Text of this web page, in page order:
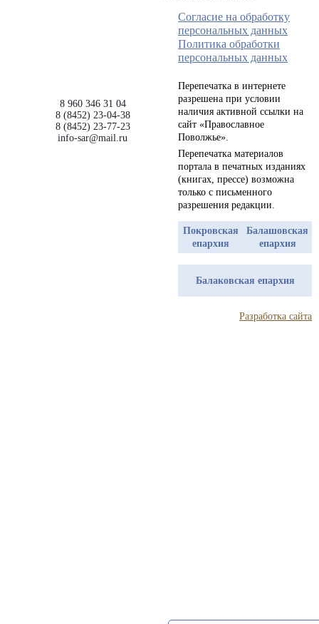
8 960 346 31 04
8 (8452) 23-04-38
8 (8452) 23-77-23
info-sar@mail.ru
Согласие на обработку
персональных данных
Политика обработки
персональных данных
Перепечатка в интернете
разрешена при условии
наличия активной ссылки на
сайт «Православное
Поволжье».
Перепечатка материалов
портала в печатных изданиях
(книгах, прессе) возможна
только с письменного
разрешения редакции.
Покровская
епархия
Балашовская
епархия
Балаковская епархия
Разработка сайта